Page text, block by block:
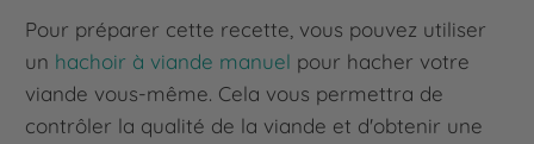
Pour préparer cette recette, vous pouvez utiliser
un hachoir à viande manuel pour hacher votre
viande vous-même. Cela vous permettra de
contrôler la qualité de la viande et d'obtenir une